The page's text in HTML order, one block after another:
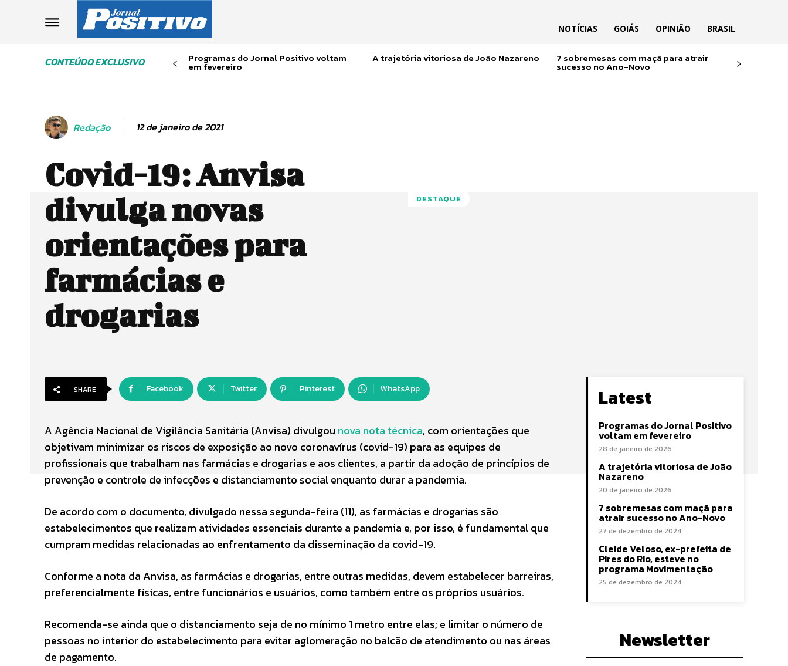
NOTÍCIAS GOIÁS OPINIÃO BRASIL
CONTEÚDO EXCLUSIVO Programas do Jornal Positivo voltam
em fevereiro
A trajetória vitoriosa de João Nazareno 7 sobremesas com maçã para atrair
sucesso no Ano-Novo
Redação 12 de janeiro de 2021
Covid-19: Anvisa
divulga novas
orientações para
farmácias e
drogarias
DESTAQUE
SHARE Facebook Twitter Pinterest WhatsApp
A Agência Nacional de Vigilância Sanitária (Anvisa) divulgou nova nota técnica, com orientações que
objetivam minimizar os riscos de exposição ao novo coronavírus (covid-19) para as equipes de
profissionais que trabalham nas farmácias e drogarias e aos clientes, a partir da adoção de princípios de
prevenção e controle de infecções e distanciamento social enquanto durar a pandemia.
De acordo com o documento, divulgado nessa segunda-feira (11), as farmácias e drogarias são
estabelecimentos que realizam atividades essenciais durante a pandemia e, por isso, é fundamental que
cumpram medidas relacionadas ao enfrentamento da disseminação da covid-19.
Conforme a nota da Anvisa, as farmácias e drogarias, entre outras medidas, devem estabelecer barreiras,
preferencialmente físicas, entre funcionários e usuários, como também entre os próprios usuários.
Recomenda-se ainda que o distanciamento seja de no mínimo 1 metro entre elas; e limitar o número de
pessoas no interior do estabelecimento para evitar aglomeração no balcão de atendimento ou nas áreas
de pagamento.
Latest
Programas do Jornal Positivo
voltam em fevereiro
28 de janeiro de 2026
A trajetória vitoriosa de João
Nazareno
20 de janeiro de 2026
7 sobremesas com maçã para
atrair sucesso no Ano-Novo
27 de dezembro de 2024
Cleide Veloso, ex-prefeita de
Pires do Rio, esteve no
programa Movimentação
25 de dezembro de 2024
Newsletter